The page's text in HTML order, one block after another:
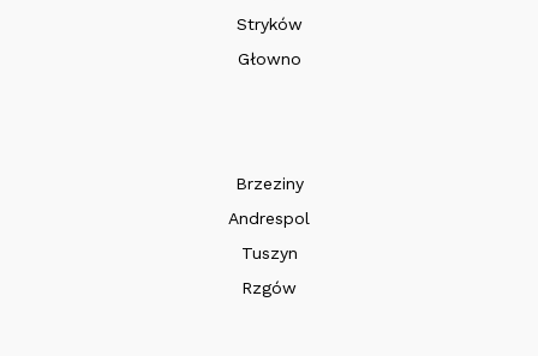
Stryków
Głowno
Brzeziny
Andrespol
Tuszyn
Rzgów